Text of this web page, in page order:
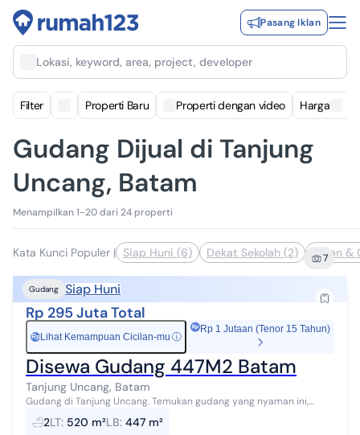
Pasang Iklan
Lokasi, keyword, area, project, developer
Filter Properti Baru Properti dengan video Harga
Gudang Dijual di Tanjung
Uncang, Batam
Menampilkan 1-20 dari 24 properti
Kata Kunci Populer | Siap Huni (6) Dekat Sekolah (2) Clean &
7
Gudang Siap Huni
Rp 295 Juta Total
Rp Lihat Kemampuan Cicilan-mu ⓘ
Rp 1 Jutaan (Tenor 15 Tahun)
Disewa Gudang 447M2 Batam
Tanjung Uncang, Batam
Gudang di Tanjung Uncang. Temukan gudang yang nyaman ini,
diswwa menawarkan lingkungan fasilitas yang lengkap, cocok untuk
Anda yang menginginkan...
2LT: 520 m²LB: 447 m²